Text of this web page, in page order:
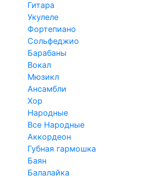
Гитара
Укулеле
Фортепиано
Сольфеджио
Барабаны
Вокал
Мюзикл
Ансамбли
Хор
Народные
Все Народные
Аккордеон
Губная гармошка
Баян
Балалайка